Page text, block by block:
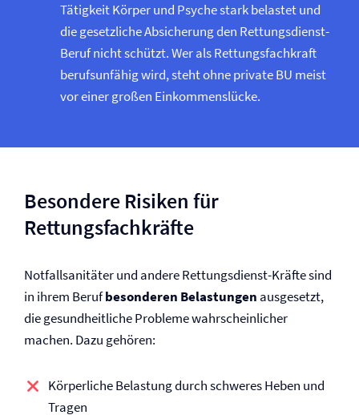
Tätigkeit Körper und Psyche stark belastet und
die gesetzliche Absicherung den Rettungsdienst-
Beruf nicht schützt. Wer als Rettungsfachkraft
berufsunfähig wird, steht ohne private BU meist
vor einer großen Einkommenslücke.
Besondere Risiken für
Rettungsfachkräfte
Notfallsanitäter und andere Rettungsdienst-Kräfte sind
in ihrem Berufbesonderen Belastungen ausgesetzt,
die gesundheitliche Probleme wahrscheinlicher
machen. Dazu gehören:
Körperliche Belastung durch schweres Heben und
Tragen